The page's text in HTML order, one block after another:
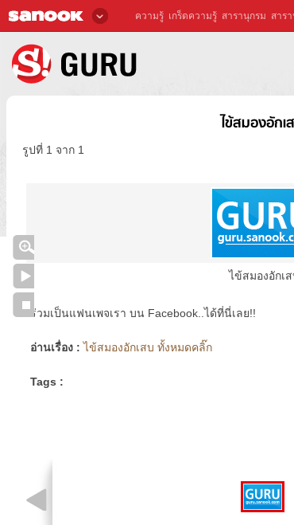
ความรู้ เกร็ดความรู้ สารานุกรม สาร
ไข้สมองอักเ
รูปที่ 1 จาก 1
ไข้สมองอักเ
ร่วมเป็นแฟนเพจเรา บน Facebook..ได้ที่นี่เลย!!
อ่านเรื่อง : ไข้สมองอักเสบ ทั้งหมดคลิ๊ก
Tags :